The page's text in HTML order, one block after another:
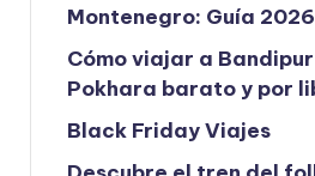
Montenegro: Guía 2026
Cómo viajar a
Pokhara barato y por
Black Friday Viajes